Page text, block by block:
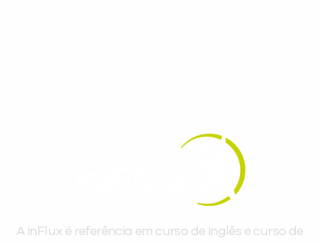
A inFlux é referência em curso de inglês e curso de